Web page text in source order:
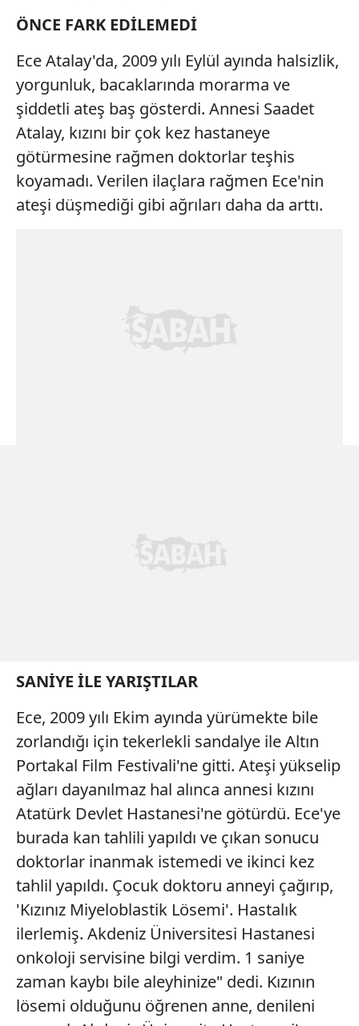
ÖNCE FARK EDİLEMEDİ
Ece Atalay'da, 2009 yılı Eylül ayında halsizlik,
yorgunluk, bacaklarında morarma ve
şiddetli ateş baş gösterdi. Annesi Saadet
Atalay, kızını bir çok kez hastaneye
götürmesine rağmen doktorlar teşhis
koyamadı. Verilen ilaçlara rağmen Ece'nin
ateşi düşmediği gibi ağrıları daha da arttı.
SANİYE İLE YARIŞTILAR
Ece, 2009 yılı Ekim ayında yürümekte bile
zorlandığı için tekerlekli sandalye ile Altın
Portakal Film Festivali'ne gitti. Ateşi yükselip
ağları dayanılmaz hal alınca annesi kızını
Atatürk Devlet Hastanesi'ne götürdü. Ece'ye
burada kan tahlili yapıldı ve çıkan sonucu
doktorlar inanmak istemedi ve ikinci kez
tahlil yapıldı. Çocuk doktoru anneyi çağırıp,
'Kızınız Miyeloblastik Lösemi'. Hastalık
ilerlemiş. Akdeniz Üniversitesi Hastanesi
onkoloji servisine bilgi verdim. 1 saniye
zaman kaybı bile aleyhinize" dedi. Kızının
lösemi olduğunu öğrenen anne, denileni